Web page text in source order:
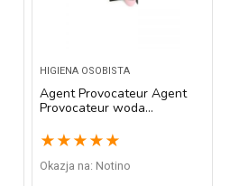
HIGIENA OSOBISTA
Agent Provocateur Agent
Provocateur woda
ml
★ ★ ★ ★ ★
Okazja na: Notino